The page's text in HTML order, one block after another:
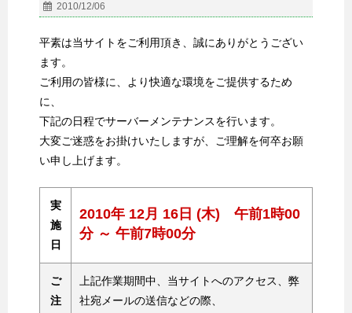
2010/12/06
平素は当サイトをご利用頂き、誠にありがとうござい
ます。
ご利用の皆様に、より快適な環境をご提供するため
に、
下記の日程でサーバーメンテナンスを行います。
大変ご迷惑をお掛けいたしますが、ご理解を何卒お願
い申し上げます。
実
施
日
2010年 12月 16日 (木) 午前1時00
分 ～ 午前7時00分
ご
注
上記作業期間中、当サイトへのアクセス、弊
社宛メールの送信などの際、